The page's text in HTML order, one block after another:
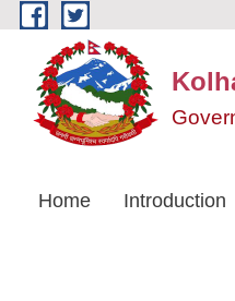
Skip to main content
Home Introduction